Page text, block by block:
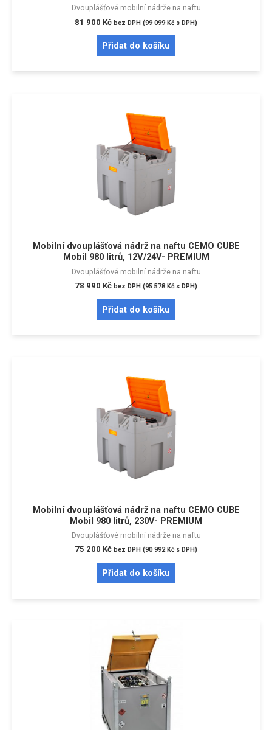
Dvouplášťové mobilní nádrže na naftu
81 900 Kč bez DPH (99 099Kč s DPH)
Přidat do košíku
Mobilní dvouplášťová nádrž na naftu CEMO CUBE
Mobil 980 litrů, 12V/24V- PREMIUM
Dvouplášťové mobilní nádrže na naftu
78 990 Kč bez DPH (95 578 Kč s DPH)
Přidat do košíku
Mobilní dvouplášťová nádrž na naftu CEMO CUBE
Mobil 980 litrů, 230V- PREMIUM
Dvouplášťové mobilní nádrže na naftu
75 200 Kč bez DPH (90 992Kč s DPH)
Přidat do košíku